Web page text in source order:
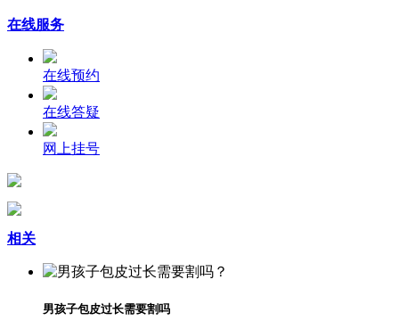
在线服务
在线预约
在线答疑
网上挂号
相关
男孩子包皮过长需要割吗